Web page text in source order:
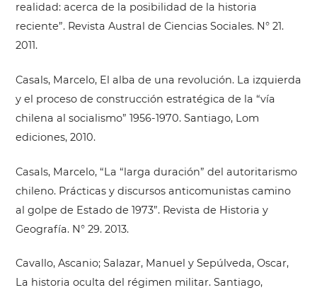
realidad: acerca de la posibilidad de la historia
reciente”. Revista Austral de Ciencias Sociales. N° 21.
2011.
Casals, Marcelo, El alba de una revolución. La izquierda
y el proceso de construcción estratégica de la “vía
chilena al socialismo” 1956-1970. Santiago, Lom
ediciones, 2010.
Casals, Marcelo, “La “larga duración” del autoritarismo
chileno. Prácticas y discursos anticomunistas camino
al golpe de Estado de 1973”. Revista de Historia y
Geografía. N° 29. 2013.
Cavallo, Ascanio; Salazar, Manuel y Sepúlveda, Oscar,
La historia oculta del régimen militar. Santiago,